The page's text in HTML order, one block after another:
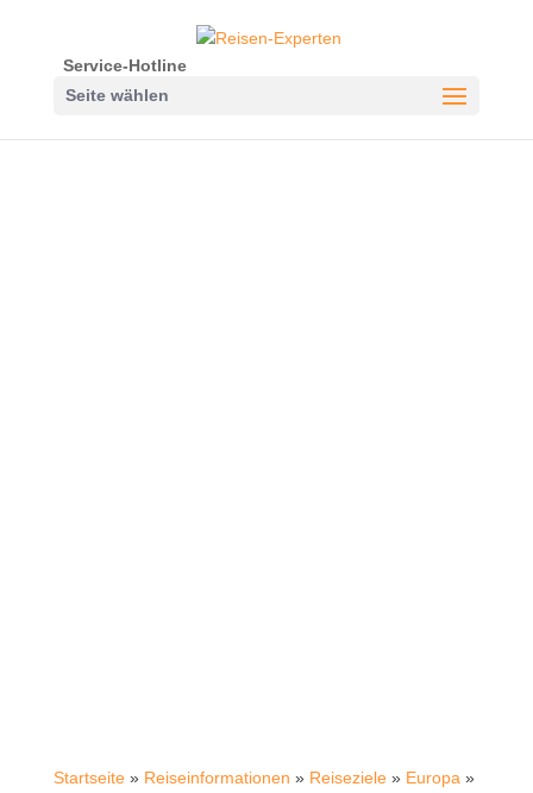
Service-Hotline
Seite wählen
Startseite» Reiseinformationen » Reiseziele» Europa »